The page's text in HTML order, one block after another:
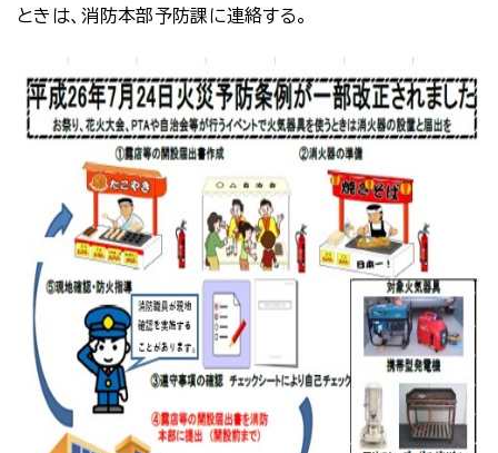
ときは、消防本部予防課に連絡する。